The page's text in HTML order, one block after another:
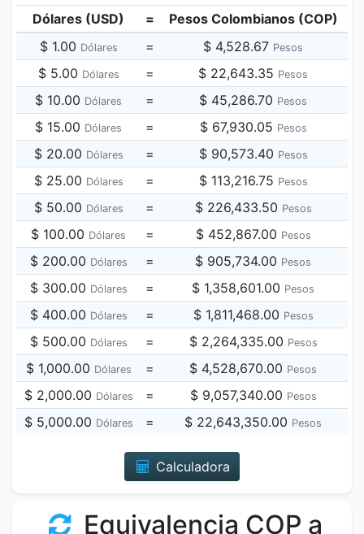
Dólares (USD) =
Pesos Colombianos (COP)
$ 1.00 Dólares = $ 4,528.67 Pesos
$ 5.00 Dólares = $ 22,643.35 Pesos
$ 10.00 Dólares = $ 45,286.70 Pesos
$ 15.00 Dólares = $ 67,930.05 Pesos
$ 20.00 Dólares = $ 90,573.40 Pesos
$ 25.00 Dólares = $ 113,216.75 Pesos
$ 50.00 Dólares = $ 226,433.50 Pesos
$ 100.00 Dólares = $ 452,867.00 Pesos
$ 200.00 Dólares = $ 905,734.00 Pesos
$ 300.00 Dólares = $ 1,358,601.00 Pesos
$ 400.00 Dólares = $ 1,811,468.00 Pesos
$ 500.00 Dólares = $ 2,264,335.00 Pesos
$ 1,000.00 Dólares = $ 4,528,670.00 Pesos
$ 2,000.00 Dólares = $ 9,057,340.00 Pesos
$ 5,000.00 Dólares = $ 22,643,350.00 Pesos
Calculadora
Equivalencia COP a